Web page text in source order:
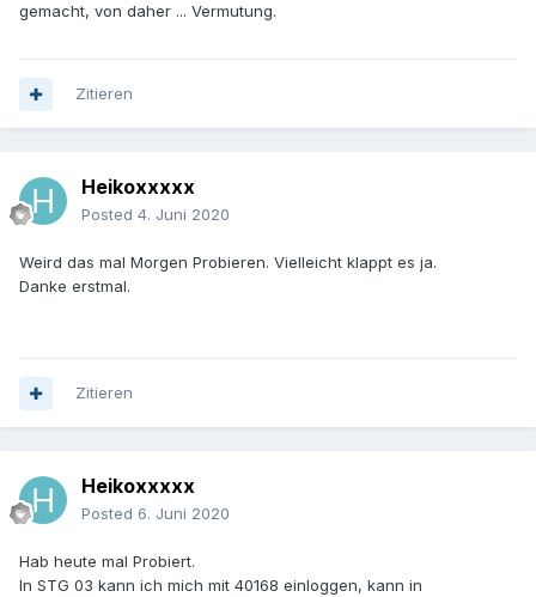
gemacht, von daher ... Vermutung.
Zitieren
Heikoxxxxx
Posted 4. Juni 2020
Weird das mal Morgen Probieren. Vielleicht klappt es ja.
Danke erstmal.
Zitieren
Heikoxxxxx
Posted 6. Juni 2020
Hab heute mal Probiert.
In STG 03 kann ich mich mit 40168 einloggen, kann in